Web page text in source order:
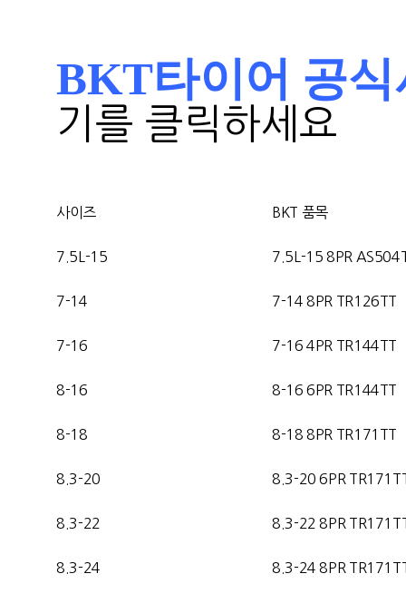
BKT타이어 공식
기를 클릭하세요
사이즈 BKT 품목
7.5L-15 7.5L-15 8PR
7-14 7-14 8PR TR126TT
7-16 7-16 4 PR TR144TT
8-16 8-16 6 PR TR144TT
8-18 8-18 8PR TR171TT
8.3-20 8.3-20 6PR
8.3-22 8.3-22 8PR
8.3-24 8.3-24 8PR